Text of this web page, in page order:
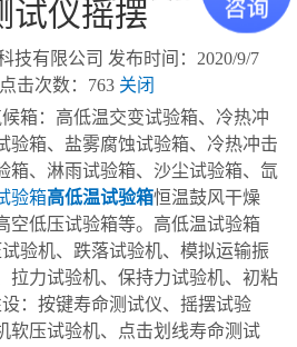
试仪摇摆
技有限公司 发布时间：2020/9/7
击次数：763 关闭
：高低温交变试验箱、冷热冲
验箱、盐雾腐蚀试验箱、冷热冲击
箱、淋雨试验箱、沙尘试验箱、氙
验箱高低温试验箱恒温鼓风干燥
空低压试验箱等。高低温试验箱
验机、跌落试验机、模拟运输振
拉力试验机、保持力试验机、初粘
：按键寿命测试仪、摇摆试验
软压试验机、点击划线寿命测试